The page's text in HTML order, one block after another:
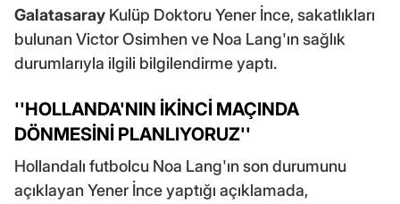
Galatasaray Kulüp Doktoru Yener İnce, sakatlıkları
bulunan Victor Osimhen ve Noa Lang'ın sağlık
durumlarıyla ilgili bilgilendirme yaptı.
''HOLLANDA'NIN İKİNCİ MAÇINDA
DÖNMESİNİ PLANLIYORUZ''
Hollandalı futbolcu Noa Lang'ın son durumunu
açıklayan Yener İnce yaptığı açıklamada,